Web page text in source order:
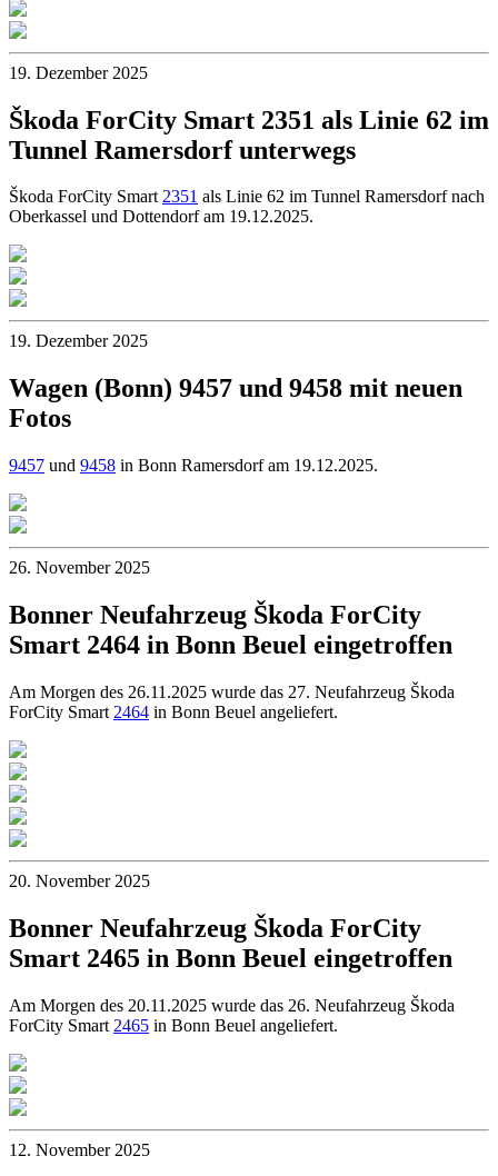
19. Dezember 2025
Škoda ForCity Smart 2351 als Linie 62 im
Tunnel Ramersdorf unterwegs
Škoda ForCity Smart2351 als Linie 62 im Tunnel Ramersdorf nach
Oberkassel und Dottendorf am 19.12.2025.
19. Dezember 2025
Wagen (Bonn) 9457 und 9458 mit neuen
Fotos
9457 und 9458 in Bonn Ramersdorf am 19.12.2025.
26. November 2025
Bonner Neufahrzeug Škoda ForCity
Smart 2464 in Bonn Beuel eingetroffen
Am Morgen des 26.11.2025 wurde das 27. Neufahrzeug Škoda
ForCity Smart 2464 in Bonn Beuel angeliefert.
20. November 2025
Bonner Neufahrzeug Škoda ForCity
Smart 2465 in Bonn Beuel eingetroffen
Am Morgen des 20.11.2025 wurde das 26. Neufahrzeug Škoda
ForCity Smart 2465 in Bonn Beuel angeliefert.
12. November 2025